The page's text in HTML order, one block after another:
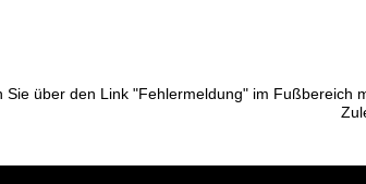
Sie über den Link "Fehlermeldung" im Fußbereich